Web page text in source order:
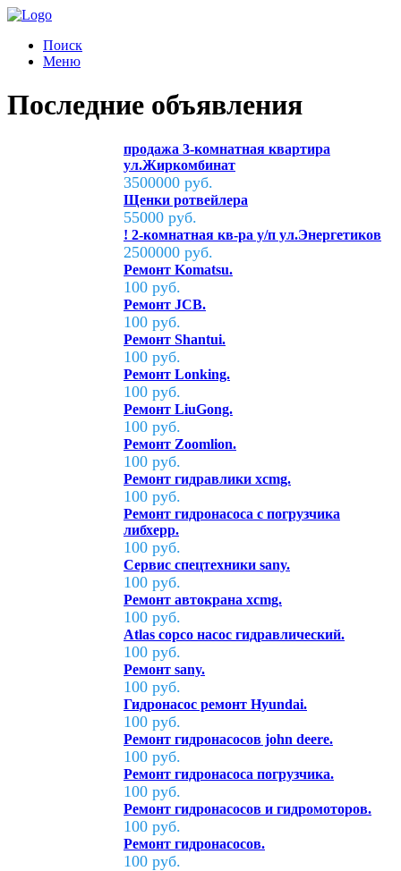
Поиск
Меню
Последние объявления
продажа 3-комнатная квартира
ул.Жиркомбинат
3500000 руб.
Щенки ротвейлера
55000 руб.
! 2-комнатная кв-ра у/п ул.Энергетиков
2500000 руб.
Ремонт Komatsu.
100 руб.
Ремонт JCB.
100 руб.
Ремонт Shantui.
100 руб.
Ремонт Lonking.
100 руб.
Ремонт LiuGong.
100 руб.
Ремонт Zoomlion.
100 руб.
Ремонт гидравлики xcmg.
100 руб.
Ремонт гидронасоса с погрузчика
либхерр.
100 руб.
Сервис спецтехники sany.
100 руб.
Ремонт автокрана xcmg.
100 руб.
Atlas copco насос гидравлический.
100 руб.
Ремонт sany.
100 руб.
Гидронасос ремонт Hyundai.
100 руб.
Ремонт гидронасосов john deere.
100 руб.
Ремонт гидронасоса погрузчика.
100 руб.
Ремонт гидронасосов и гидромоторов.
100 руб.
Ремонт гидронасосов.
100 руб.